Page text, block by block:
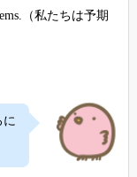
（私たちは予期
に